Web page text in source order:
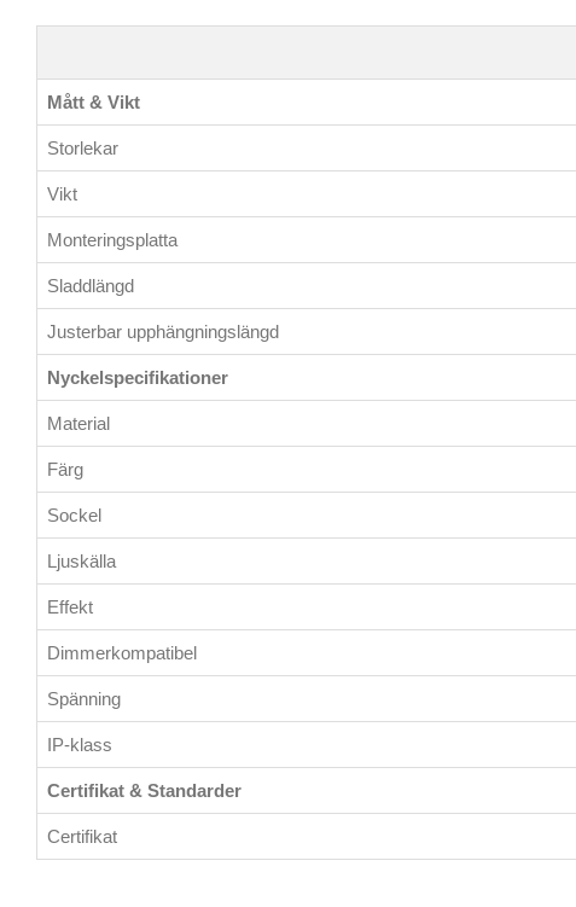
Mått & Vikt
Storlekar
Vikt
Monteringsplatta
Sladdlängd
Justerbar upphängningslängd
Nyckelspecifikationer
Material
Färg
Sockel
Ljuskälla
Effekt
Dimmerkompatibel
Spänning
IP-klass
Certifikat & Standarder
Certifikat